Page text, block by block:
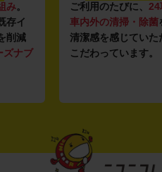
み。
存イ
削減
ズナブ
ご利用のたびに、 24
車内外の清掃・除菌
清潔感を感じていた
こだわっています。